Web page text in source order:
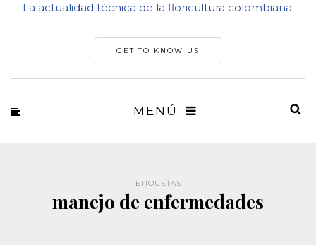
La actualidad técnica de la floricultura colombiana
GET TO KNOW US
MENÚ
ETIQUETAS
manejo de enfermedades